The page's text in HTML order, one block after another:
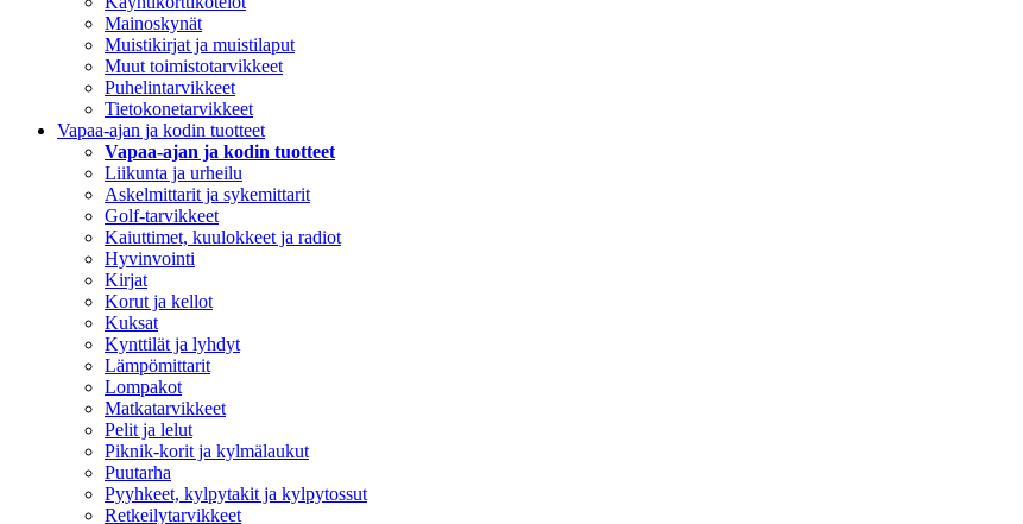
Mainoskynät
Muistikirjat ja muistilaput
Muut toimistotarvikkeet
Puhelintarvikkeet
Tietokonetarvikkeet
Vapaa-ajan ja kodin tuotteet
Vapaa-ajan ja kodin tuotteet
Liikunta ja urheilu
Askelmittarit ja sykemittarit
Golf-tarvikkeet
Kaiuttimet, kuulokkeet ja radiot
Hyvinvointi
Kirjat
Korut ja kellot
Kuksat
Kynttilät ja lyhdyt
Lämpömittarit
Lompakot
Matkatarvikkeet
Pelit ja lelut
Piknik-korit ja kylmälaukut
Puutarha
Pyyhkeet, kylpytakit ja kylpytossut
Retkeilytarvikkeet